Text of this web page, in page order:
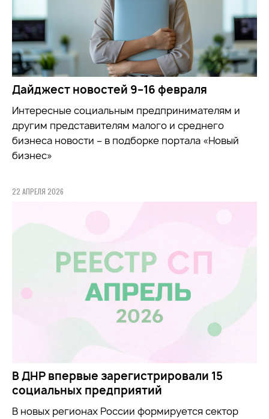
Дайджест новостей 9–16 февраля
Интересные социальным предпринимателям и
другим представителям малого и среднего
бизнеса новости – в подборке портала «Новый
бизнес»
22 АПРЕЛЯ 2026
В ДНР впервые зарегистрировали 15
социальных предприятий
В новых регионах России формируется сектор